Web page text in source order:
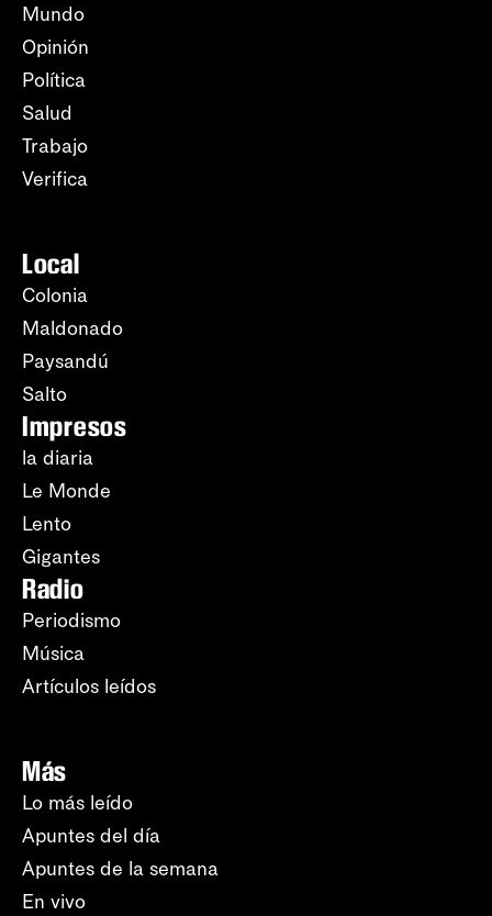
Mundo
Opinión
Política
Salud
Trabajo
Verifica
Local
Colonia
Maldonado
Paysandú
Salto
Impresos
la diaria
Le Monde
Lento
Gigantes
Radio
Periodismo
Música
Artículos leídos
Más
Lo más leído
Apuntes del día
Apuntes de la semana
En vivo